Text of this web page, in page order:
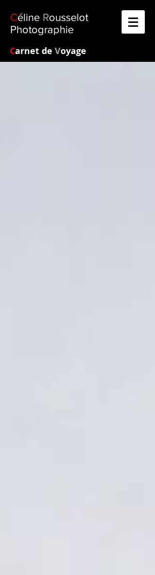
Céline Rousselot
Photographie
Carnet de Voyage